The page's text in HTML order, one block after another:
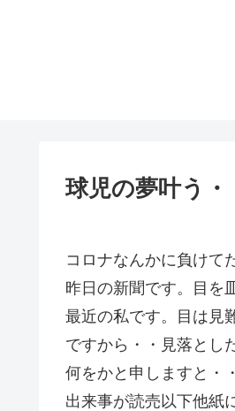
球児の夢叶う・
コロナなんかに負けて
昨日の新聞です。目を
最近の私です。目は見
ですから・・見落とし
何をかと申しますと・
出来事が読売以下他紙